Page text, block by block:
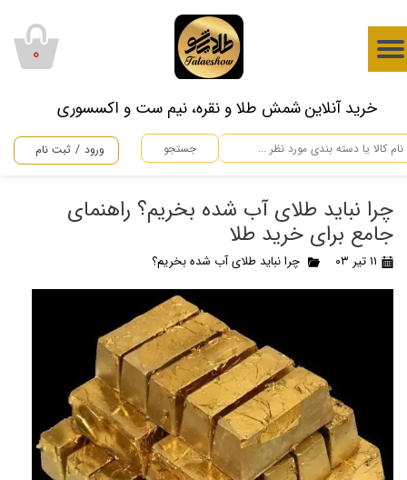
​خرید آنلاین شمش طلا و نقره، نیم ست و اکسسوری
جستجو ورود / ثبت نام
حساب کاربری من
سفارشات
۰
چرا نباید طلای آب شده بخریم؟ راهنمای
جامع برای خرید طلا
۱۱ تیر ۰۳ چرا نباید طلای آب شده بخریم؟